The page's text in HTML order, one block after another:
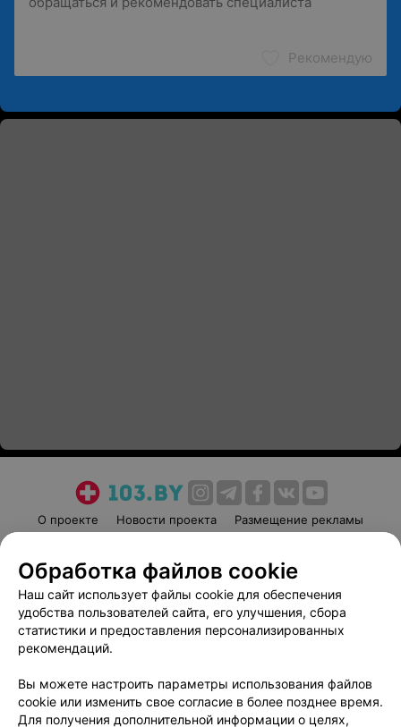
Рекомендую
О проекте Новости проекта
Размещение рекламы
Пользовательское соглашение
Способы оплаты
Вакансии
Партнеры
Написать руководителю 103.by
Обработка персональных данных
Обработка файлов cookie
Наш сайт использует файлы cookie для обеспечения
удобства пользователей сайта, его улучшения, сбора
статистики и предоставления персонализированных
рекомендаций.
Вы можете настроить параметры использования файлов
cookie или изменить свое согласие в более позднее время.
Для получения дополнительной информации о целях,